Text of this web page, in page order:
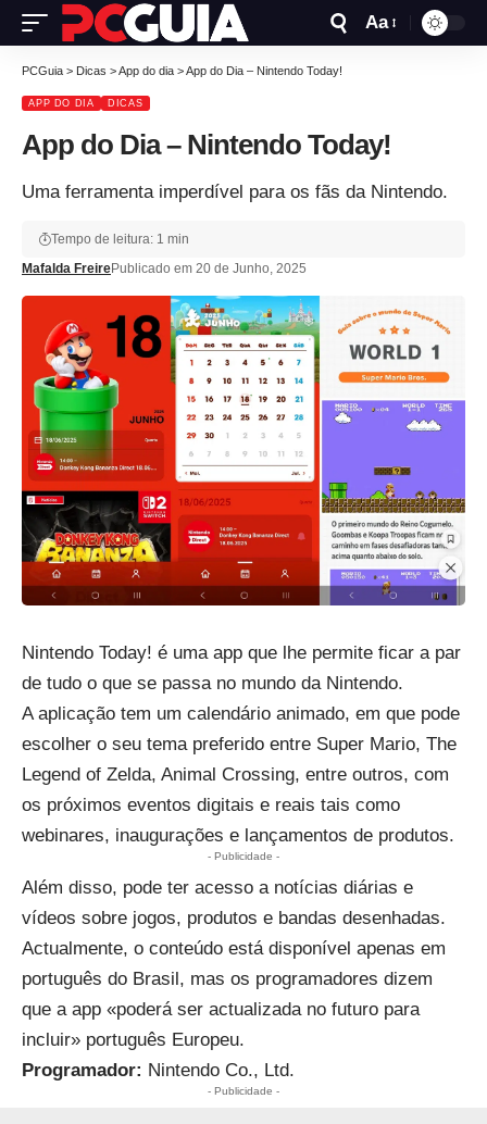
Aa
PCGuia > Dicas >App do dia >App do Dia – Nintendo Today!
APP DO DIA DICAS
App do Dia – Nintendo Today!
Uma ferramenta imperdível para os fãs da Nintendo.
Mafalda FreirePublicado em 20 de Junho, 2025
Tempo de leitura: 1 min
Nintendo Today! é uma app que lhe permite ficar a par
de tudo o que se passa no mundo da Nintendo.
A aplicação tem um calendário animado, em que pode
escolher o seu tema preferido entre Super Mario, The
Legend of Zelda, Animal Crossing, entre outros, com
os próximos eventos digitais e reais tais como
webinares, inaugurações e lançamentos de produtos.
- Publicidade -
Além disso, pode ter acesso a notícias diárias e
vídeos sobre jogos, produtos e bandas desenhadas.
Actualmente, o conteúdo está disponível apenas em
português do Brasil, mas os programadores dizem
que a app «poderá ser actualizada no futuro para
incluir» português Europeu.
Programador: Nintendo Co., Ltd.
- Publicidade -